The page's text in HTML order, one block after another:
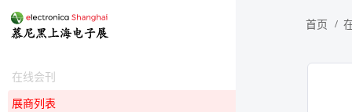
在线会刊
展商列表
首页